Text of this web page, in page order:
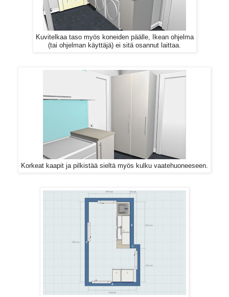
Kuvitelkaa taso myös koneiden päälle, Ikean ohjelma
(tai ohjelman käyttäjä) ei sitä osannut laittaa.
Korkeat kaapit ja pilkistää sieltä myös kulku vaatehuoneeseen.